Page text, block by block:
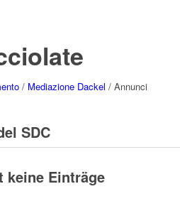
/ Mediazione Dackel / Annunci
SDC
keine Einträge